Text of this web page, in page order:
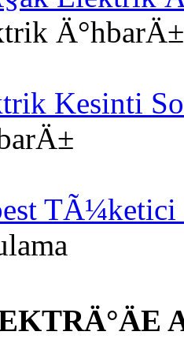
Ä°hbarÄ±
Kesinti
TÃ¼ketici